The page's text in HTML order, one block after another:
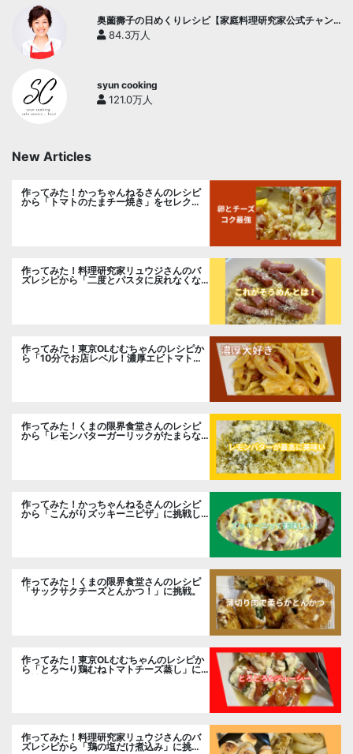
奥薗壽子の日めくりレシピ【家庭料理研究家公式チャン
ネル】
84.3万人
syun cooking
121.0万人
New Articles
作ってみた！かっちゃんねるさんのレシピ
から「トマトのたまチー焼き」をセレク
作ってみた！料理研究家リュウジさんのバ
ズレシピから「二度とパスタに戻れなくな
作ってみた！東京OLむむちゃんのレシピか
ら「10分でお店レベル！濃厚エビトマトク
リームパスタ」に挑戦
作ってみた！くまの限界食堂さんのレシピ
から「レモンバターガーリックがたまらな
作ってみた！かっちゃんねるさんのレシピ
から「こんがりズッキーニピザ」に挑戦し
ました。
作ってみた！くまの限界食堂さんのレシピ
「サックサクチーズとんかつ！」に挑戦。
作ってみた！東京OLむむちゃんのレシピか
ら「とろ〜り鶏むねトマトチーズ蒸し」に
作ってみた！料理研究家リュウジさんのバ
ズレシピから「鶏の塩だけ煮込み」に挑